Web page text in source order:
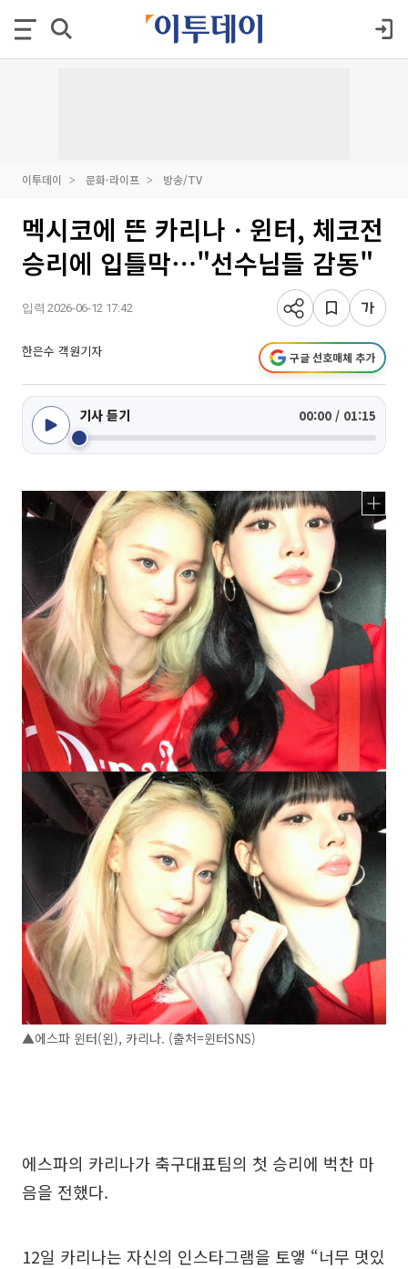
이투데이 문화·라이프 방송/TV
멕시코에 뜬 카리나ㆍ윈터, 체코전
승리에 입틀막⋯"선수님들 감동"
입력 2026-06-12 17:42
한은수 객원기자 구글 선호매체 추가
기사 듣기 00:00 / 01:15
▲에스파 윈터(왼), 카리나. (출처=윈터SNS)
에스파의 카리나가 축구대표팀의 첫 승리에 벅찬 마
음을 전했다.
12일 카리나는 자신의 인스타그램을 토앻 “너무 멋있